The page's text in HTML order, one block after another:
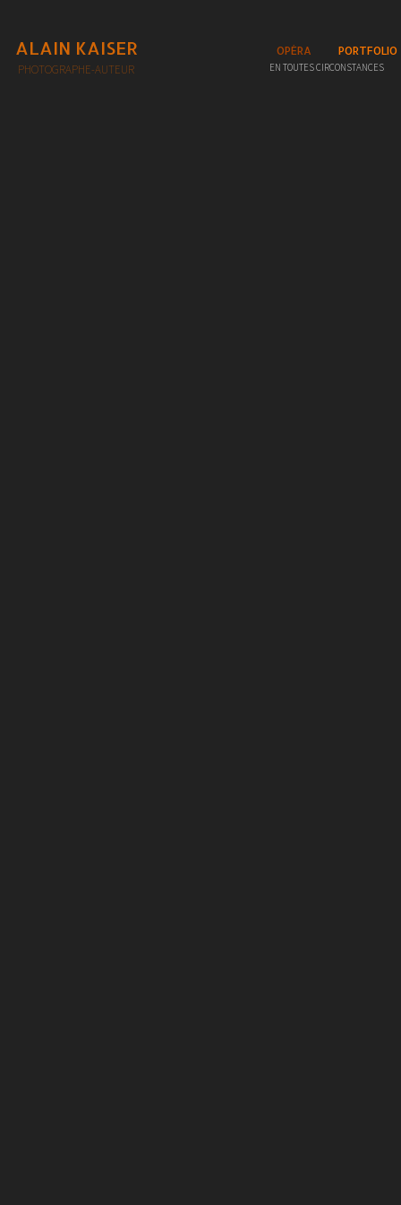
ALAIN KAISER
PHOTOGRAPHE-AUTEUR
PORTFOLIO
OPÉRA
EN TOUTES CIRCONSTANCES